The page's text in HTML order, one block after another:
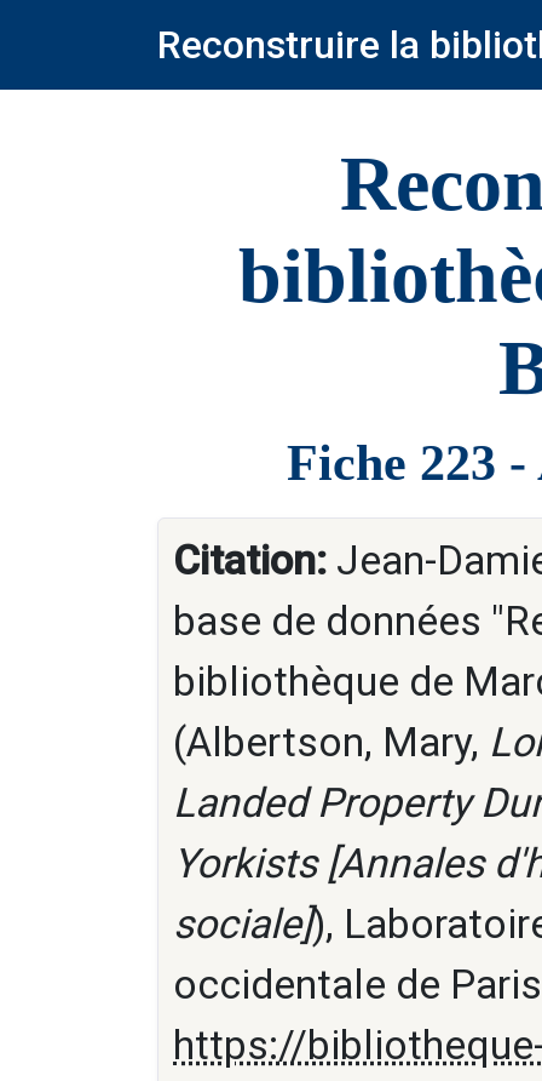
Reconstruire la
Fiche 223
Citation: Jean-
base de données
bibliothèque de
(Albertson, Mary,
Landed Property
Yorkists [Annales
sociale]),
occidentale de
https://